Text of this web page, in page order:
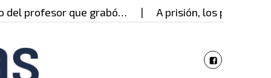
que grabó… A prisión, los presuntos